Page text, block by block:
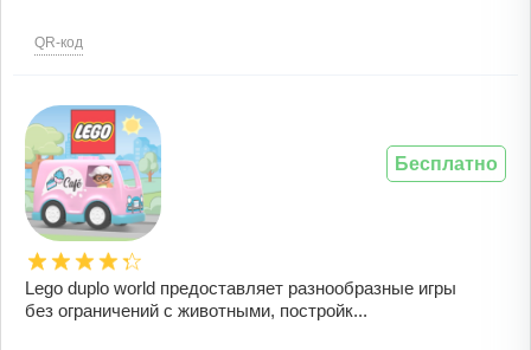
QR-код
Lego duplo world предоставляет разнообразные игры
без ограничений с животными, постройк...
Бесплатно